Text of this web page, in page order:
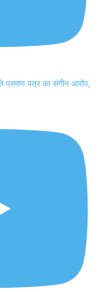
प्रमाण पत्र का संगीन आरोप,